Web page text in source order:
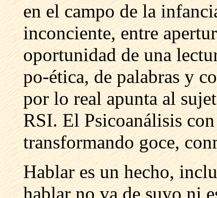
en el campo de la
inconciente, entre
oportunidad de una
po-ética, de palabras y
por lo real apunta al
RSI. El Psicoanálisis
transformando goce,
Hablar es un hecho,
hablar no va de suyo ni